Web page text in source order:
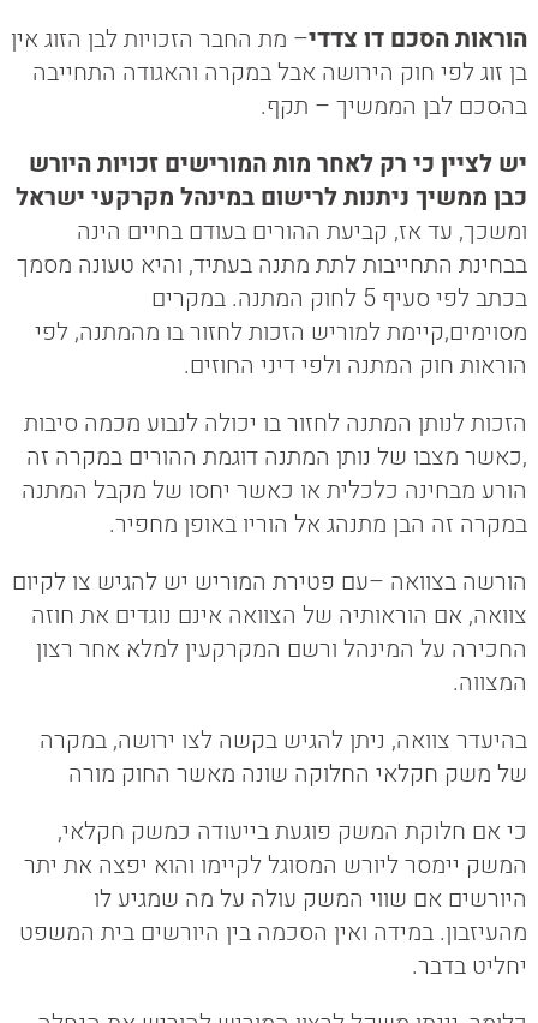
הוראות הסכם דו צדדי– מת החבר הזכויות לבן הזוג אין
בן זוג לפי חוק הירושה אבל במקרה והאגודה התחייבה
בהסכם לבן הממשיך – תקף.
יש לציין כי רק לאחר מות המורישים זכויות היורש
כבן ממשיך ניתנות לרישום במינהל מקרקעי ישראל
ומשכך, עד אז, קביעת ההורים בעודם בחיים הינה
בבחינת התחייבות לתת מתנה בעתיד, והיא טעונה מסמך
בכתב לפי סעיף 5 לחוק המתנה. במקרים
מסוימים,קיימת למוריש הזכות לחזור בו מהמתנה, לפי
הוראות חוק המתנה ולפי דיני החוזים.
הזכות לנותן המתנה לחזור בו יכולה לנבוע מכמה סיבות
,כאשר מצבו של נותן המתנה דוגמת ההורים במקרה זה
הורע מבחינה כלכלית או כאשר יחסו של מקבל המתנה
במקרה זה הבן מתנהג אל הוריו באופן מחפיר.
הורשה בצוואה –עם פטירת המוריש יש להגיש צו לקיום
צוואה, אם הוראותיה של הצוואה אינם נוגדים את חוזה
החכירה על המינהל ורשם המקרקעין למלא אחר רצון
המצווה.
בהיעדר צוואה, ניתן להגיש בקשה לצו ירושה, במקרה
של משק חקלאי החלוקה שונה מאשר החוק מורה
כי אם חלוקת המשק פוגעת בייעודה כמשק חקלאי,
המשק יימסר ליורש המסוגל לקיימו והוא יפצה את יתר
היורשים אם שווי המשק עולה על מה שמגיע לו
מהעיזבון. במידה ואין הסכמה בין היורשים בית המשפט
יחליט בדבר.